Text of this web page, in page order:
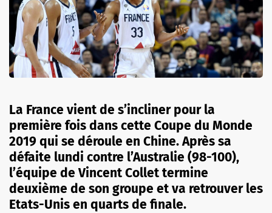
La France vient de s’incliner pour la
première fois dans cette Coupe du Monde
2019 qui se déroule en Chine. Après sa
défaite lundi contre l’Australie (98-100),
l’équipe de Vincent Collet termine
deuxième de son groupe et va retrouver les
Etats-Unis en quarts de finale.